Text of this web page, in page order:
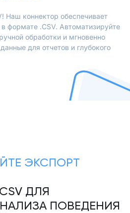
Наш коннектор обеспечивает
формате .CSV. Автоматизируйте
обработки и мгновенно
для отчетов и глубокого
ЭКСПОРТ
ДЛЯ
ПОВЕДЕНИЯ